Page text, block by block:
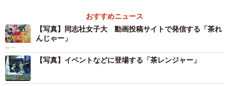
おすすめニュース
【写真】同志社女子大 動画投稿サイトで発信する「茶れ
んじゃー」
【写真】イベントなどに登場する「茶レンジャー」